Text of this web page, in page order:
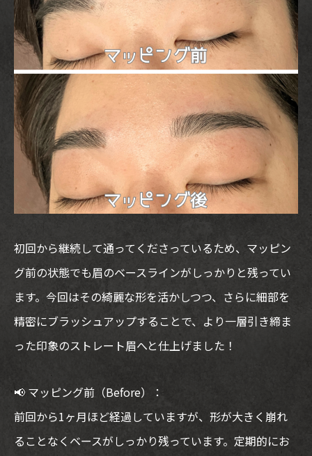
初回から継続して通ってくださっているため、マッピン
グ前の状態でも眉のベースラインがしっかりと残ってい
ます。今回はその綺麗な形を活かしつつ、さらに細部を
精密にブラッシュアップすることで、より一層引き締ま
った印象のストレート眉へと仕上げました！
📢 マッピング前（Before）：
前回から1ヶ月ほど経過していますが、形が大きく崩れ
ることなくベースがしっかり残っています。定期的にお